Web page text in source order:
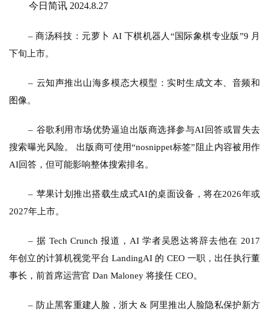
今日简讯 2024.8.27
– 商汤科技：元萝卜 AI 下棋机器人“国际象棋专业版”9 月
下旬上市。
– 云知声推出山海多模态大模型：实时生成文本、音频和
图像。
– 谷歌利用市场优势逼迫出版商选择参与AI回答或冒失去
搜索曝光风险。 出版商可使用“nosnippet标签”阻止内容被用作
AI回答，但可能影响整体搜索排名。
– 苹果计划推出搭载生成式AI的桌面设备，将在2026年或
2027年上市。
– 据 Tech Crunch 报道，AI 学者吴恩达将辞去他在 2017
年创立的计算机视觉平台 LandingAI 的 CEO 一职，出任执行董
事长，前首席运营官 Dan Maloney 将接任 CEO。
– 防止黑客重建人脸，浙大 & 阿里推出人脸隐私保护新方